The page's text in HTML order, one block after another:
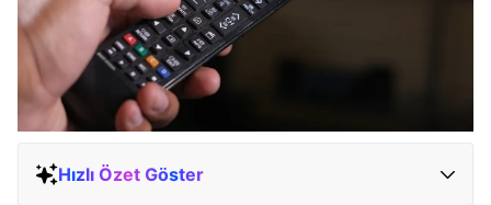
Hızlı Özet Göster